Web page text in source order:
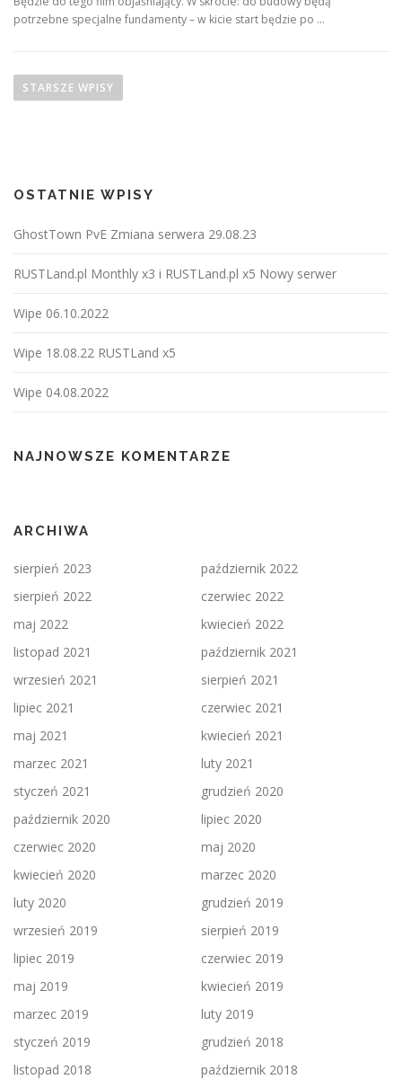
potrzebne specjalne fundamenty – w kicie start będzie po …
a
c
j
p
w
p
s
h
STARSZE WPISY
OSTATNIE WPISY
GhostTown PvE Zmiana serwera 29.08.23
RUSTLand.pl Monthly x3 i RUSTLand.pl x5 Nowy serwer
Wipe 06.10.2022
Wipe 18.08.22 RUSTLand x5
Wipe 04.08.2022
NAJNOWSZE KOMENTARZE
ARCHIWA
sierpień 2023
październik 2022
sierpień 2022
czerwiec 2022
maj 2022
kwiecień 2022
listopad 2021
październik 2021
wrzesień 2021
sierpień 2021
lipiec 2021
czerwiec 2021
maj 2021
kwiecień 2021
marzec 2021
luty 2021
styczeń 2021
grudzień 2020
październik 2020
lipiec 2020
czerwiec 2020
maj 2020
kwiecień 2020
marzec 2020
luty 2020
grudzień 2019
wrzesień 2019
sierpień 2019
lipiec 2019
czerwiec 2019
maj 2019
kwiecień 2019
marzec 2019
luty 2019
styczeń 2019
grudzień 2018
listopad 2018
październik 2018